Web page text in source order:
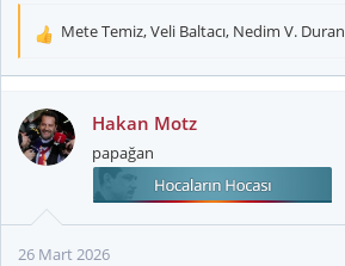
T
k
i
l
Mete Temiz,Veli Baltacı, Nedim V. Duran
Hakan Motz
papağan
26 Mart 2026